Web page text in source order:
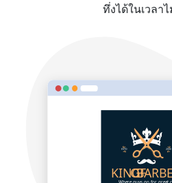
ทึ่งได้ในเวลา